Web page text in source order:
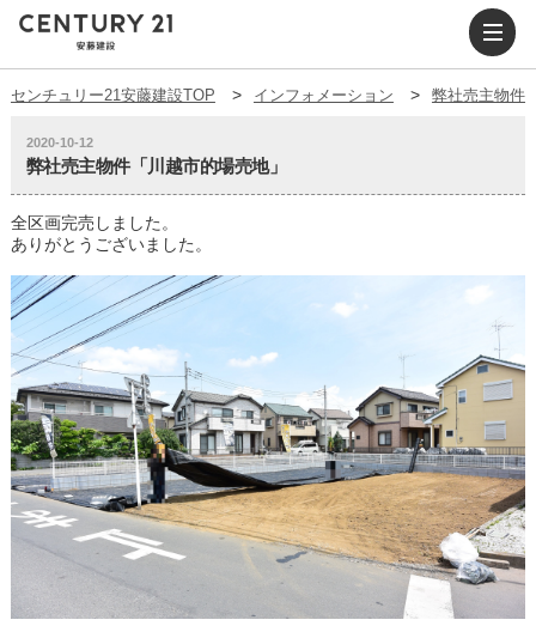
センチュリー21安藤建設TOP インフォメーション 弊社売主物件
2020-10-12
弊社売主物件「川越市的場売地」
全区画完売しました。
ありがとうございました。